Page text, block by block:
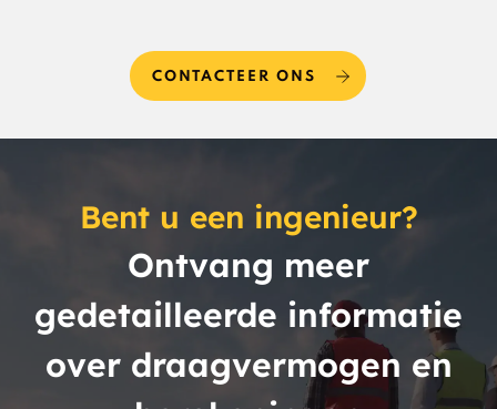
CONTACTEER ONS
Bent u een ingenieur?
Ontvang meer
gedetailleerde informatie
over draagvermogen en